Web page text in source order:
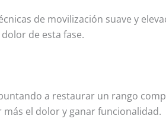
de movilización suave y
de esta fase.
a restaurar un rango
el dolor y ganar funcionalidad.